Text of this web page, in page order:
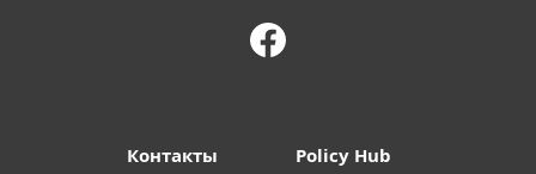
Контакты Policy Hub